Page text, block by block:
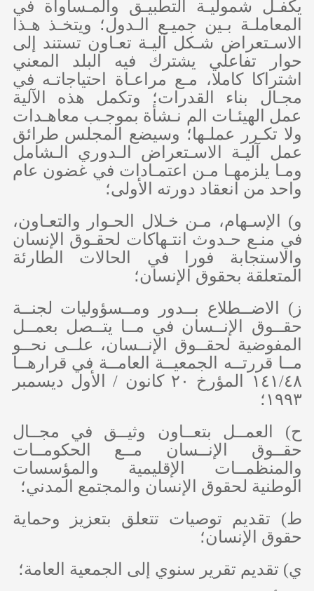
يكفـل شموليـة التطبيـق والمـساواة في
المعاملـة بـين جميـع الـدول؛ ويتخـذ هـذا
الاسـتعراض شـكل آليـة تعـاون تستند إلى
حوار تفاعلي يشترك فيه البلد المعني
اشتراكا كاملا، مـع مراعـاة احتياجاتـه في
مجـال بناء القدرات؛ وتكمل هذه الآلية
عمل الهيئـات الم نـشأة بموجـب معاهـدات
ولا تكـرر عملـها؛ وسيضع المجلس طرائق
عمل آليـة الاسـتعراض الـدوري الـشامل
ومـا يلزمهـا مـن اعتمـادات في غضون عام
واحد من انعقاد دورته الأولى؛
‌و) الإسـهام، مـن خـلال الحـوار والتعـاون،
في منـع حـدوث انتـهاكات لحقـوق الإنسان
والاستجابة فورا في الحالات الطارئة
المتعلقة بحقوق الإنسان؛
‌ز) الاضــطلاع بــدور ومــسؤوليات لجنــة
حقــوق الإنــسان في مــا يتــصل بعمــل
المفوضية لحقــوق الإنــسان، علــى نحــو
مــا قررتــه الجمعيــة العامــة في قرارهــا
١٤١/٤٨ المؤرخ ٢٠ كانون / الأول ديسمبر
١٩٩٣؛
‌ح) العمــل بتعــاون وثيــق في مجــال
حقــوق الإنــسان مــع الحكومــات
والمنظمــات الإقليمية والمؤسسات
الوطنية لحقوق الإنسان والمجتمع المدني؛
‌ط) تقديم توصيات تتعلق بتعزيز وحماية
حقوق الإنسان؛
‌ي) تقديم تقرير سنوي إلى الجمعية العامة؛